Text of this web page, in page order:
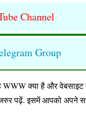
Channel
Group
क्या है और
पढ़ें. इसमें आपको अपने